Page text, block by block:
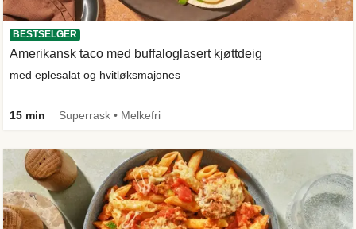
BESTSELGER
Amerikansk taco med buffaloglasert kjøttdeig
med eplesalat og hvitløksmajones
15 min Superrask • Melkefri